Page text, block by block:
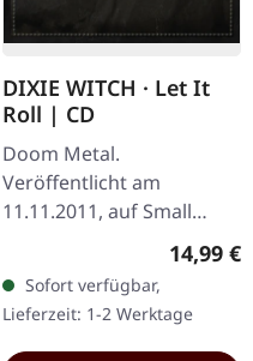
DIXIE WITCH · Let It
Roll | CD
Doom Metal.
Veröffentlicht am
11.11.2011, auf Small
Stone Records. CD im
Jewelcase. Die aus Texas
stammenden Dixie Witch
liefern mit "Let It Roll"…
14,99 €
Sofort verfügbar,
Lieferzeit: 1-2 Werktage